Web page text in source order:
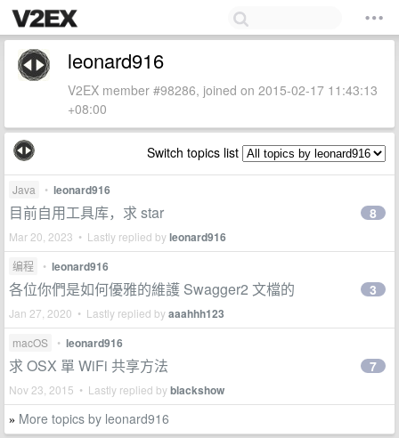
leonard916
V2EX member #98286, joined on 2015-02-17 11:43:13
+08:00
Switch topics list
Java • leonard916
目前自用工具库，求 star
Mar 20, 2023 • Lastly replied byleonard916
8
编程 • leonard916
各位你們是如何優雅的維護 Swagger2 文檔的
Jan 27, 2020 • Lastly replied byaaahhh123
3
macOS • leonard916
求 OSX 單 WiFi 共享方法
Nov 23, 2015 • Lastly replied byblackshow
7
» More topics by leonard916